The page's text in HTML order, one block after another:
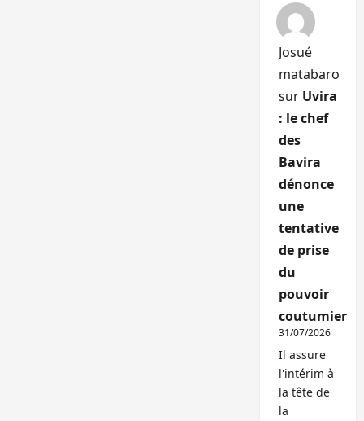
Josué
matabaro
sur Uvira
: le chef
des
Bavira
dénonce
une
tentative
de prise
du
pouvoir
coutumier
31/07/2026
Il assure
l'intérim à
la tête de
la